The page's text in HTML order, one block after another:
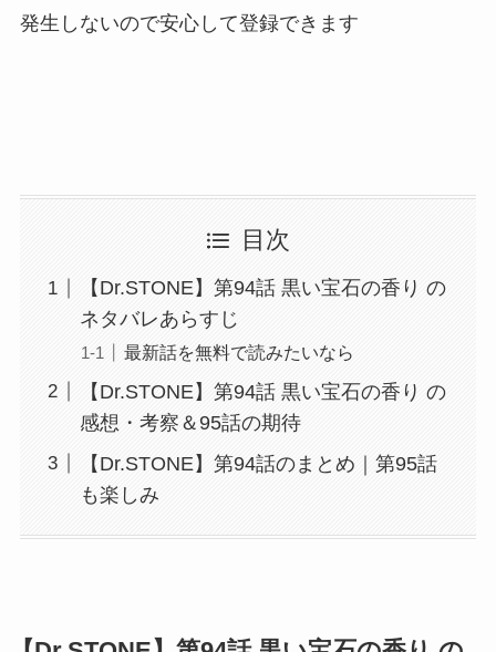
発生しないので安心して登録できます
目次
【Dr.STONE】第94話 黒い宝石の香り の
ネタバレあらすじ
最新話を無料で読みたいなら
【Dr.STONE】第94話 黒い宝石の香り の
感想・考察＆95話の期待
【Dr.STONE】第94話のまとめ｜第95話
も楽しみ